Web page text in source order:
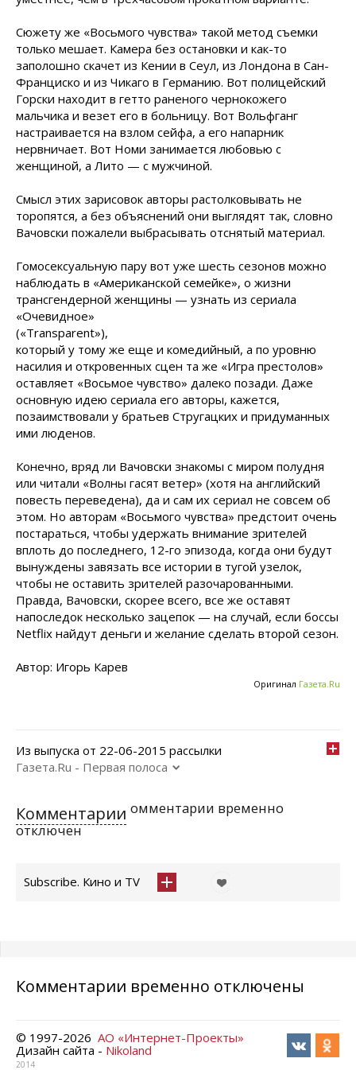
Сюжету же «Восьмого чувства» такой метод съемки
только мешает. Камера без остановки и как-то
заполошно скачет из Кении в Сеул, из Лондона в Сан-
Франциско и из Чикаго в Германию. Вот полицейский
Горски находит в гетто раненого чернокожего
мальчика и везет его в больницу. Вот Вольфганг
настраивается на взлом сейфа, а его напарник
нервничает. Вот Номи занимается любовью с
женщиной, а Лито — с мужчиной.
Смысл этих зарисовок авторы растолковывать не
торопятся, а без объяснений они выглядят так, словно
Вачовски пожалели выбрасывать отснятый материал.
Гомосексуальную пару вот уже шесть сезонов можно
наблюдать в «Американской семейке», о жизни
трансгендерной женщины — узнать из сериала
«Очевидное»
(«Transparent»),
который у тому же еще и комедийный, а по уровню
насилия и откровенных сцен та же «Игра престолов»
оставляет «Восьмое чувство» далеко позади. Даже
основную идею сериала его авторы, кажется,
позаимствовали у братьев Стругацких и придуманных
ими люденов.
Конечно, вряд ли Вачовски знакомы с миром полудня
или читали «Волны гасят ветер» (хотя на английский
повесть переведена), да и сам их сериал не совсем об
этом. Но авторам «Восьмого чувства» предстоит очень
постараться, чтобы удержать внимание зрителей
вплоть до последнего, 12-го эпизода, когда они будут
вынуждены завязать все истории в тугой узелок,
чтобы не оставить зрителей разочарованными.
Правда, Вачовски, скорее всего, все же оставят
напоследок несколько зацепок — на случай, если боссы
Netflix найдут деньги и желание сделать второй сезон.
Автор: Игорь Карев
Оригинал Газета.Ru
Из выпуска от 22-06-2015 рассылки
Газета.Ru - Первая полоса
Комментарии омментарии временно
отключен
Subscribe. Кино и TV
Комментарии временно отключены
© 1997-2026 АО «Интернет-Проекты»
Дизайн сайта - Nikoland
2014